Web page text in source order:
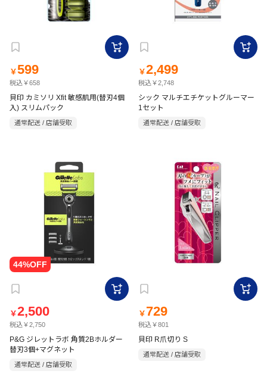
￥599
税込￥658
貝印 カミソリ Xfit 敏感肌用(替刃4個
入) スリムパック
通常配送 / 店舗受取
￥2,499
税込￥2,748
シック マルチエチケットグルーマー
1セット
通常配送 / 店舗受取
￥2,500
税込￥2,750
P&G ジレットラボ 角質2Bホルダー
替刃3個+マグネット
通常配送 / 店舗受取
￥ 729
税込￥801
貝印 R爪切り S
通常配送 / 店舗受取